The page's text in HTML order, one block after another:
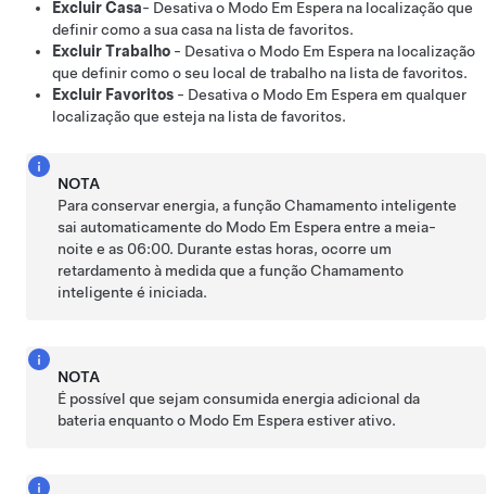
Excluir Casa- Desativa o Modo Em Espera na localização que
definir como a sua casa na lista de favoritos.
Excluir Trabalho - Desativa o Modo Em Espera na localização
que definir como o seu local de trabalho na lista de favoritos.
Excluir Favoritos - Desativa o Modo Em Espera em qualquer
localização que esteja na lista de favoritos.
NOTA
Para conservar energia, a função Chamamento inteligente
sai automaticamente do Modo Em Espera entre a meia-
noite e as 06:00. Durante estas horas, ocorre um
retardamento à medida que a função Chamamento
inteligente é iniciada.
NOTA
É possível que sejam consumida energia adicional da
bateria enquanto o Modo Em Espera estiver ativo.